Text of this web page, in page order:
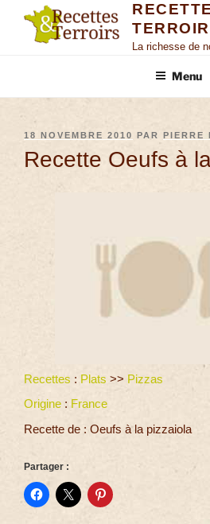
La richesse de
Menu
18 NOVEMBRE 2010 PAR PIERRE
Recette Oeufs à
Recettes : Plats >> Pizzas
Origine : France
Recette de : Oeufs à la pizzaiola
Partager :